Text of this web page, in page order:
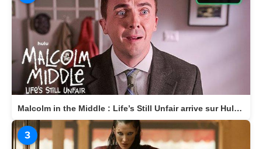
Malcolm in the Middle : Life’s Still Unfair arrive sur Hulu le 10 avril 2026
3